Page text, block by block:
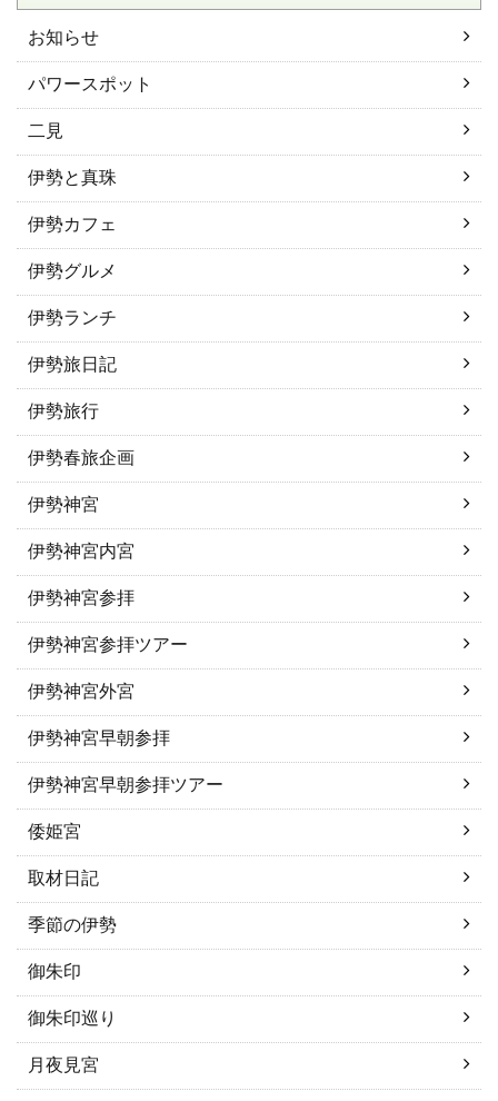
お知らせ
パワースポット
二見
伊勢と真珠
伊勢カフェ
伊勢グルメ
伊勢ランチ
伊勢旅日記
伊勢旅行
伊勢春旅企画
伊勢神宮
伊勢神宮内宮
伊勢神宮参拝
伊勢神宮参拝ツアー
伊勢神宮外宮
伊勢神宮早朝参拝
伊勢神宮早朝参拝ツアー
倭姫宮
取材日記
季節の伊勢
御朱印
御朱印巡り
月夜見宮